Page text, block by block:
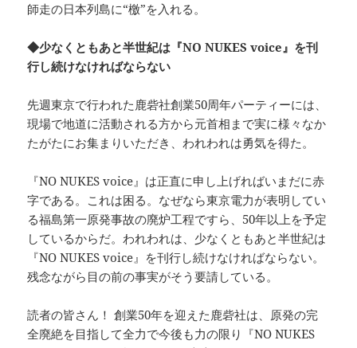
師走の日本列島に“檄”を入れる。
◆少なくともあと半世紀は『NO NUKES voice』を刊
行し続けなければならない
先週東京で行われた鹿砦社創業50周年パーティーには、
現場で地道に活動される方から元首相まで実に様々なか
たがたにお集まりいただき、われわれは勇気を得た。
『NO NUKES voice』は正直に申し上げればいまだに赤
字である。これは困る。なぜなら東京電力が表明してい
る福島第一原発事故の廃炉工程ですら、50年以上を予定
しているからだ。われわれは、少なくともあと半世紀は
『NO NUKES voice』を刊行し続けなければならない。
残念ながら目の前の事実がそう要請している。
読者の皆さん！ 創業50年を迎えた鹿砦社は、原発の完
全廃絶を目指して全力で今後も力の限り『NO NUKES